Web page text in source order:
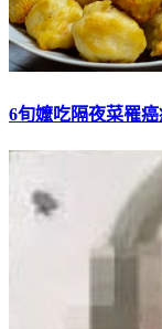
6旬嬤吃隔夜菜罹